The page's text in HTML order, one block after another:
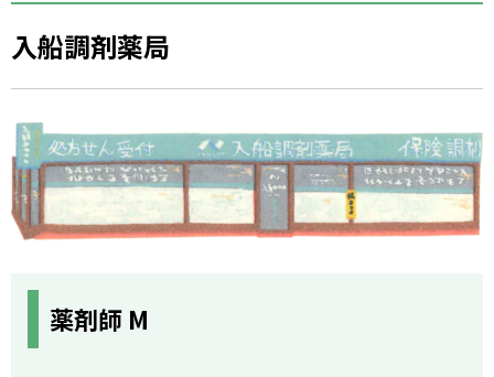
入船調剤薬局
薬剤師 M